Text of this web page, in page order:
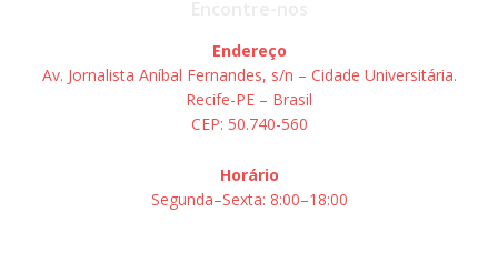
Endereço
Av. Jornalista Aníbal Fernandes, s/n – Cidade Universitária.
Recife-PE – Brasil
CEP: 50.740-560
Horário
Segunda–Sexta: 8:00–18:00